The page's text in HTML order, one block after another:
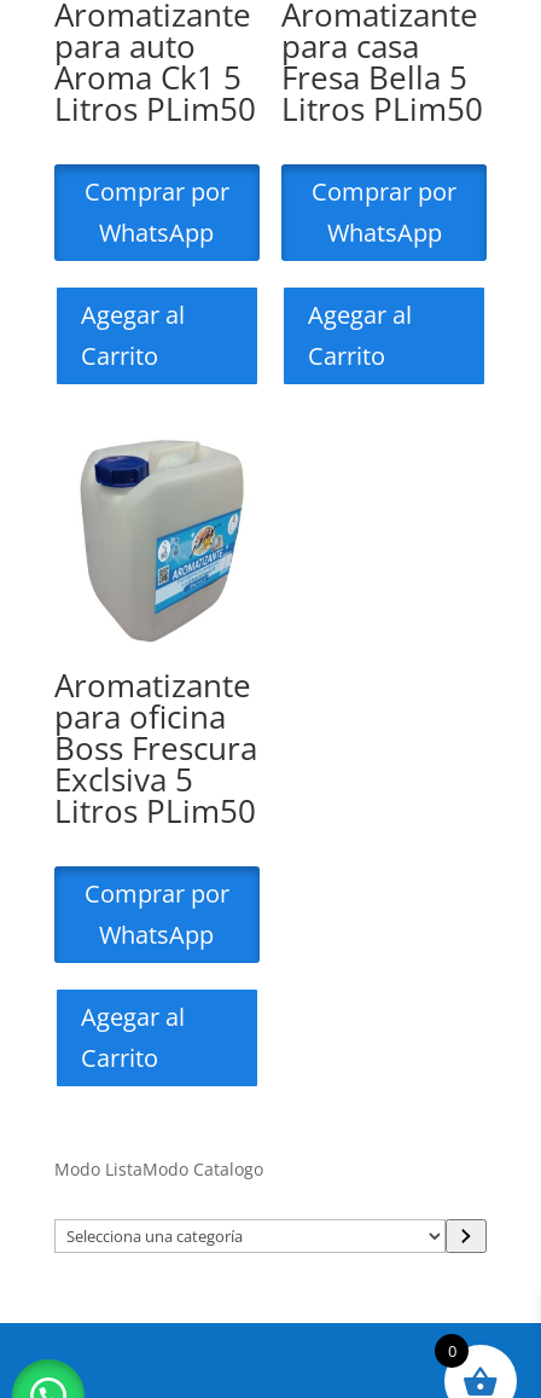
Aromatizante
para auto
Aroma Ck1 5
Litros PLim50
Comprar por
WhatsApp
Agegar al
Carrito
Aromatizante
para casa
Fresa Bella 5
Litros PLim50
Comprar por
WhatsApp
Agegar al
Carrito
Aromatizante
para oficina
Boss Frescura
Exclsiva 5
Litros PLim50
Comprar por
WhatsApp
Agegar al
Carrito
Modo ListaModo Catalogo
Selecciona
una
0